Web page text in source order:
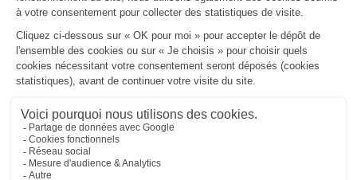
Mentions légalesPolitique de confidentialitéPolitique de cookies
Plan du site
MBA ET ASSOCIÉS
235 Rue Helene Boucher, 34170 CASTELNAU LE LEZ
Bureau secondaire à Cannes